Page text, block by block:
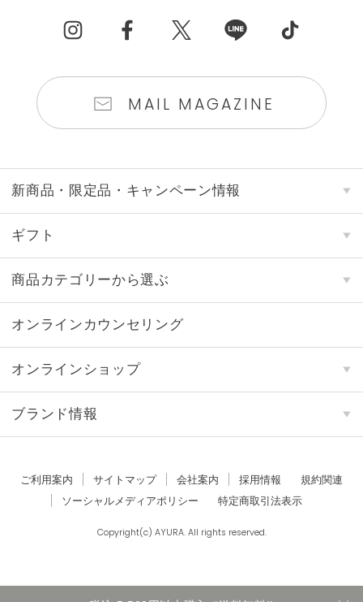
MAIL MAGAZINE
新商品・限定品・キャンペーン情報
ギフト
商品カテゴリーから選ぶ
オンラインカウンセリング
オンラインショップ
ブランド情報
ご利用案内 サイトマップ 会社案内 採用情報
規約関連
ソーシャルメディアポリシー
特定商取引法表示
Copyright(c) AYURA. All rights reserved.